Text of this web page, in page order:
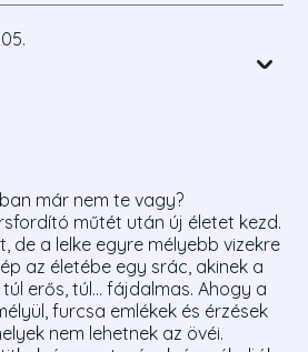
már nem te vagy?
műtét után új életet kezd.
de a lelke egyre mélyebb vizekre
az életébe egy srác, akinek a
erős, túl... fájdalmas. Ahogy a
furcsa emlékek és érzések
nem lehetnek az övéi.